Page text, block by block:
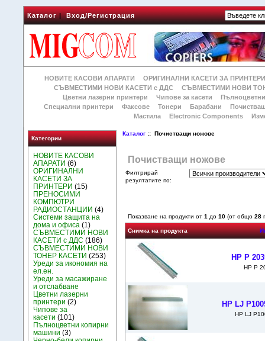
Каталог|Вход/Регистрация
НОВИТЕ КАСОВИ АПАРАТИ
ОРИГИНАЛНИ КАСЕТИ ЗА
СЪВМЕСТИМИ НОВИ КАСЕТИ с ДДС
СЪВМЕСТИМИ НОВИ
Цветни лазерни принтери
Чипове за касети
Специални принтери
Факсове Тонери Барабани
Мастила
Electronic Components
Категории
НОВИТЕ КАСОВИ
АПАРАТИ (6)
ОРИГИНАЛНИ
КАСЕТИ ЗА
ПРИНТЕРИ (15)
ПРЕНОСИМИ
КОМПЮТРИ
РАДИОСТАНЦИИ (4)
Системи защита на
дома и офиса (1)
СЪВМЕСТИМИ НОВИ
КАСЕТИ с ДДС (186)
СЪВМЕСТИМИ НОВИ
ТОНЕР КАСЕТИ (253)
Уреди за икономия на
ел.ен.
Уреди за масажиране
и отслабване
Цветни лазерни
принтери (2)
Чипове за
касети (101)
Пълноцветни копирни
машини (3)
Каталог :: Почистващи ножове
Почистващи ножове
Филтрирай
резултатите по:
Показване на продукти от 1 до 10(от общо 28
Снимка на продукта
HP P
HP P
HP LJ
HP LJ